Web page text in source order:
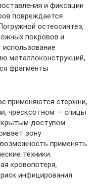
и фиксации
повреждается
остеосинтез,
покровов и
использование
металлоконструкций,
фрагменты
применяются стержни,
чресксотном — спицы
доступом
зону
применять
техники.
кровопотеря,
инфицирования